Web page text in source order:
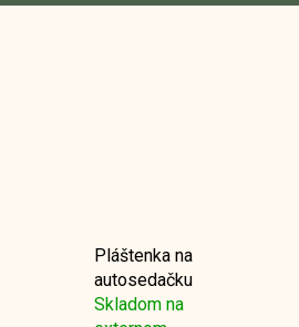
Pláštenka na
autosedačku
Skladom na